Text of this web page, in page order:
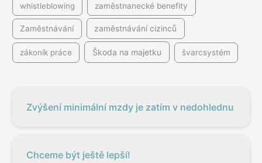
whistleblowing zaměstnanecké benefity
Zaměstnávání zaměstnávání cizinců
zákoník práce Škoda na majetku švarcsystém
Zvýšení minimální mzdy je zatím v nedohlednu
Chceme být ještě lepší!